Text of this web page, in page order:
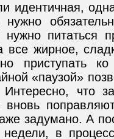
идентичная,
нужно питаться
все жирное,
приступать
«паузой»
Интересно, что
задумано. А
в